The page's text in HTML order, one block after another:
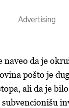
da je
pošto je
ali da je
subvencionišu